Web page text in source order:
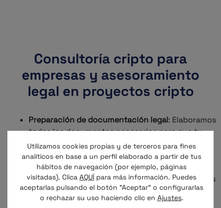
Consultoría cripto para
empresas y asesoramiento
legal en proyectos cripto
Preparación de documentación legal: Elaboramos
todos los documentos necesarios para que tu
proyecto cumpla con la legalidad vigente,
incluyendo términos y condiciones, políticas de
privacidad y contratos inteligentes.
Cumplimiento normativo: Te asesoramos sobre las
regulaciones aplicables en materia de KYC
(Conoce a tu Cliente) y AML (Anti-Lavado de
Utilizamos cookies propias y de terceros para fines
analíticos en base a un perfil elaborado a partir de tus
hábitos de navegación (por ejemplo, páginas
visitadas). Clica AQUÍ para más información. Puedes
aceptarlas pulsando el botón "Aceptar" o configurarlas
o rechazar su uso haciendo clic en Ajustes.